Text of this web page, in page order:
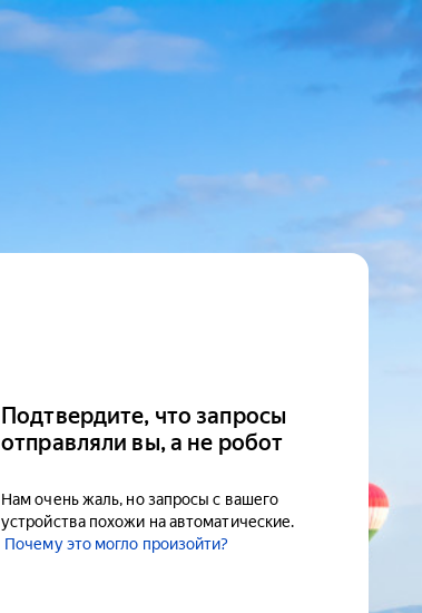
Подтвердите, что запросы
отправляли вы, а не робот
Нам очень жаль, но запросы с вашего
устройства похожи на автоматические.
Почему это могло произойти?